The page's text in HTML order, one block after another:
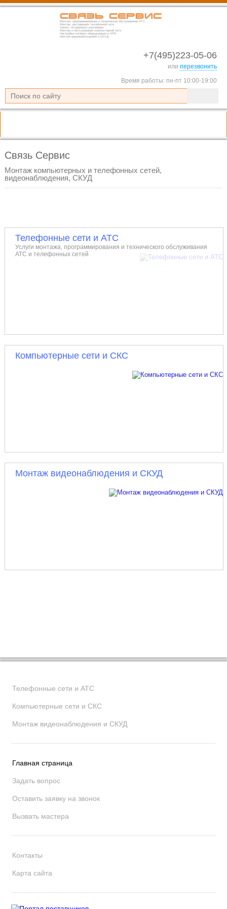
Связь Сервис
Монтаж, программирование и техническое обслуживание АТС
Монтаж, реставрация телефонной сети
Запись телефонных разговоров
Монтаж и обслуживание компьютерной сети
Настройка сетевого оборудования и VPN
Монтаж видеонаблюдения и СКУД
+7(495)223-05-06
или перезвонить
Время работы: пн-пт 10:00-19:00
Связь Сервис
Монтаж компьютерных и телефонных сетей,
видеонаблюдения, СКУД
Телефонные сети и АТС
Услуги монтажа, программирования и технического обслуживания
АТС и телефонных сетей
Компьютерные сети и СКС
Монтаж видеонаблюдения и СКУД
Телефонные сети и АТС
Компьютерные сети и СКС
Монтаж видеонаблюдения и СКУД
Главная страница
Задать вопрос
Оставить заявку на звонок
Вызвать мастера
Контакты
Карта сайта